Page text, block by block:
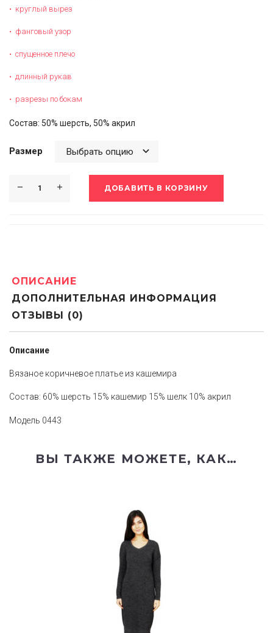
круглый вырез
фанговый узор
спущенное плечо
длинный рукав
разрезы по бокам
Состав: 50% шерсть, 50% акрил
Размер
ДОБАВИТЬ В КОРЗИНУ
ОПИСАНИЕ
ДОПОЛНИТЕЛЬНАЯ ИНФОРМАЦИЯ
ОТЗЫВЫ (0)
Описание
Вязаное коричневое платье из кашемира
Состав: 60% шерсть 15% кашемир 15% шелк 10% акрил
Модель 0443
ВЫ ТАКЖЕ МОЖЕТЕ, КАК…